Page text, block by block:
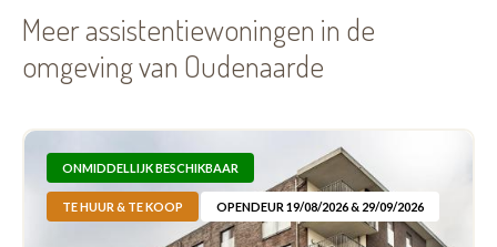
Meer assistentiewoningen in de
omgeving van Oudenaarde
ONMIDDELLIJK BESCHIKBAAR
TE HUUR & TE KOOP OPENDEUR 19/08/2026 & 29/09/2026